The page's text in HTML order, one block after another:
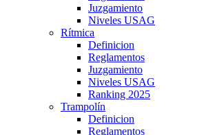
Juzgamiento
Niveles USAG
Rítmica
Definicion
Reglamentos
Juzgamiento
Niveles USAG
Ranking 2025
Trampolín
Definicion
Reglamentos